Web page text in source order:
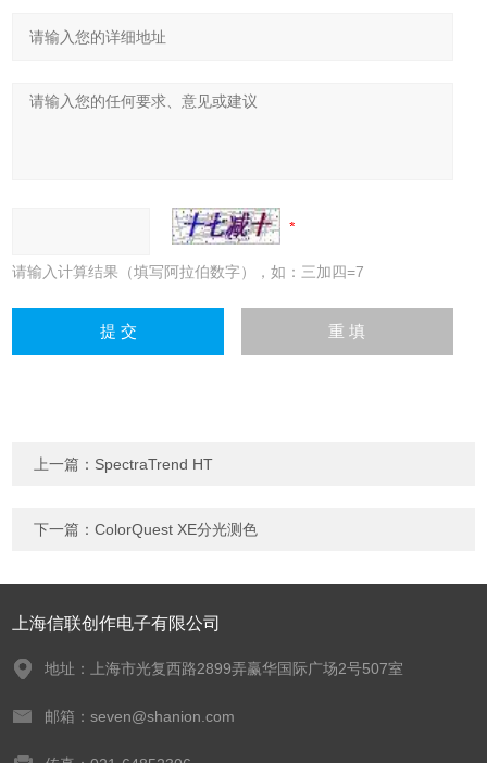
请输入计算结果（填写阿拉伯数字），如：三加四=7
上一篇： SpectraTrend HT
下一篇：ColorQuest XE分光测色
上海信联创作电子有限公司
地址：上海市光复西路2899弄赢华国际广场2号507室
邮箱：seven@shanion.com